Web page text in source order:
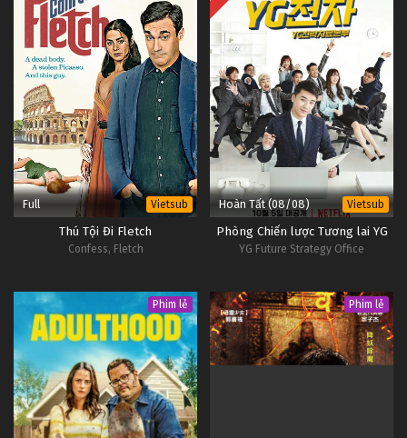
Full Vietsub
Thú Tội Đi Fletch
Confess, Fletch
Hoàn Tất (08/08) Vietsub
Phòng Chiến lược Tương lai YG
YG Future Strategy Office
Phim lẻ Phim lẻ